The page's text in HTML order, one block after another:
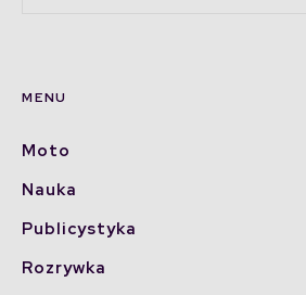
MENU
Moto
Nauka
Publicystyka
Rozrywka